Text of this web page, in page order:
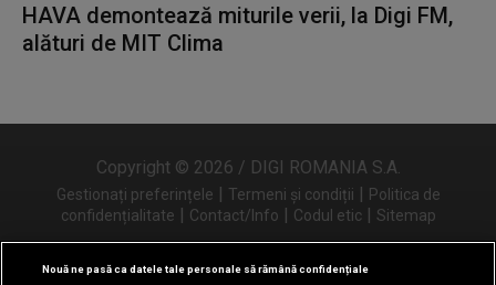
HAVA demontează miturile verii, la Digi FM,
alături de MIT Clima
Copyright © 2026 / DIGI ROMANIA S.A.
Gestionați preferințele | Termeni și condiții | Politica de
confidențialitate | Contact/Info | Codul etic | Sitemap
Nouă ne pasă ca datele tale personale să rămână confidențiale